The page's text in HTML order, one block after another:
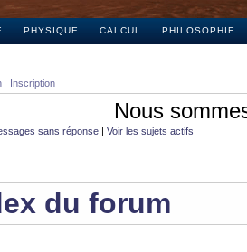
PHYSIQUE CALCUL PHILOSOPHIE
Inscription
Nous
sans réponse | Voir les sujets actifs
du forum